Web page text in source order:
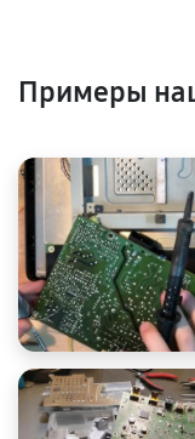
Примеры